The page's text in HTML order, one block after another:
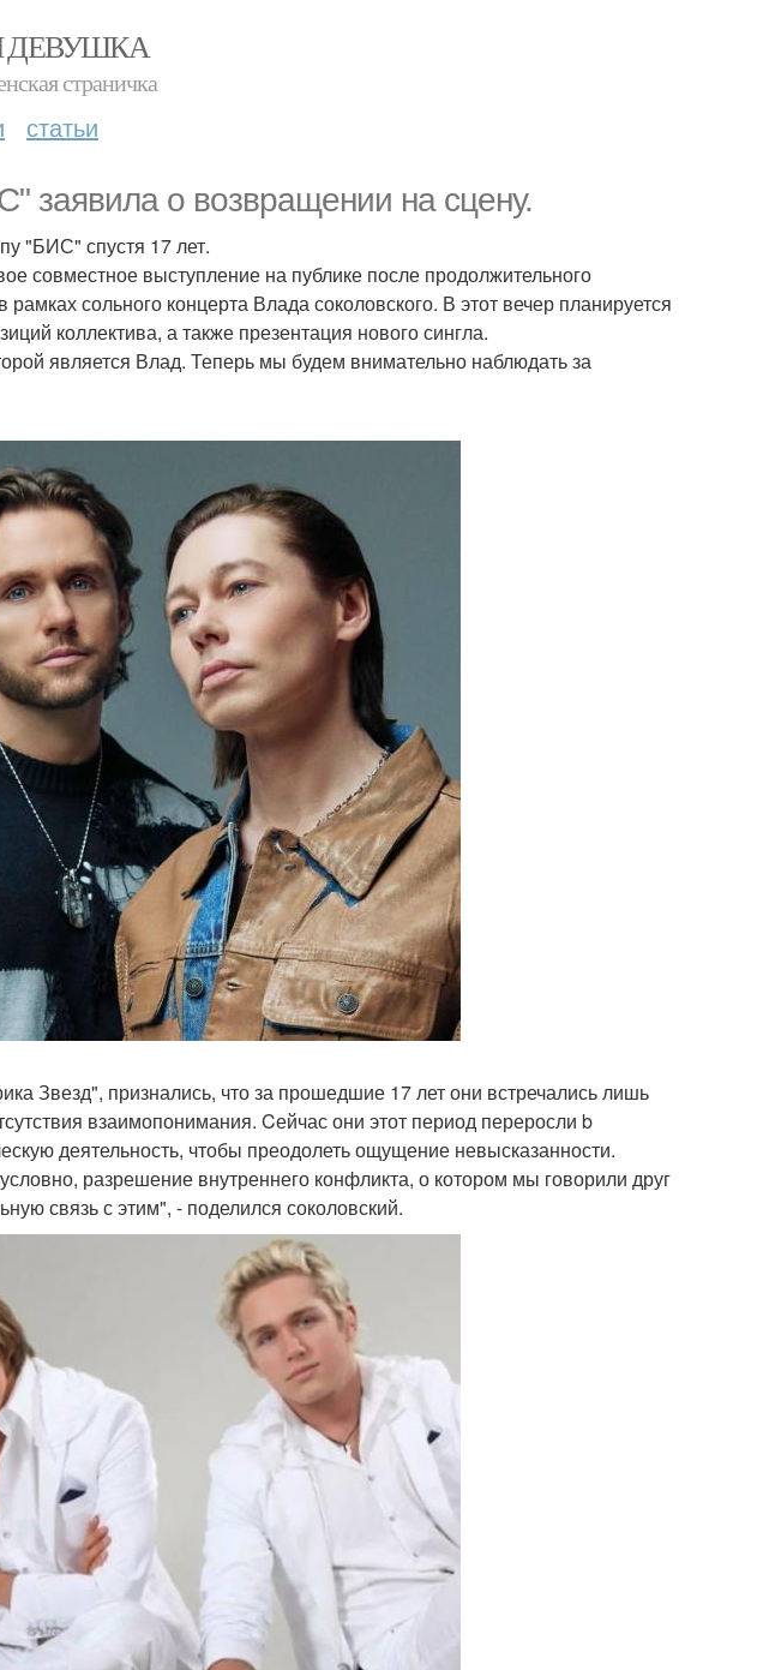
ДЕВУШКА
страничка
статьи
заявила о возвращении на сцену.
"БИС" спустя 17 лет.
совместное выступление на публике после продолжительного
сольного концерта Влада соколовского. В этот вечер планируется
коллектива, а также презентация нового сингла.
является Влад. Теперь мы будем внимательно наблюдать за
Звезд", признались, что за прошедшие 17 лет они встречались лишь
взаимопонимания. Cейчас они этот период переросли b
деятельность, чтобы преодолеть ощущение невысказанности.
разрешение внутреннего конфликта, о котором мы говорили друг
связь с этим", - поделился соколовский.